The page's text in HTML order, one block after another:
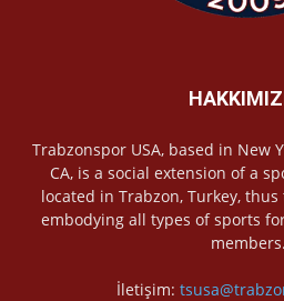
Trabzonspor USA, based in New
CA, is a social extension of a
located in Trabzon, Turkey,
embodying all types of sports
members.
İletişim: